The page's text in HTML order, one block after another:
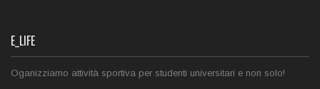
E_LIFE
Oganizziamo attività sportiva per studenti universitari e non solo!